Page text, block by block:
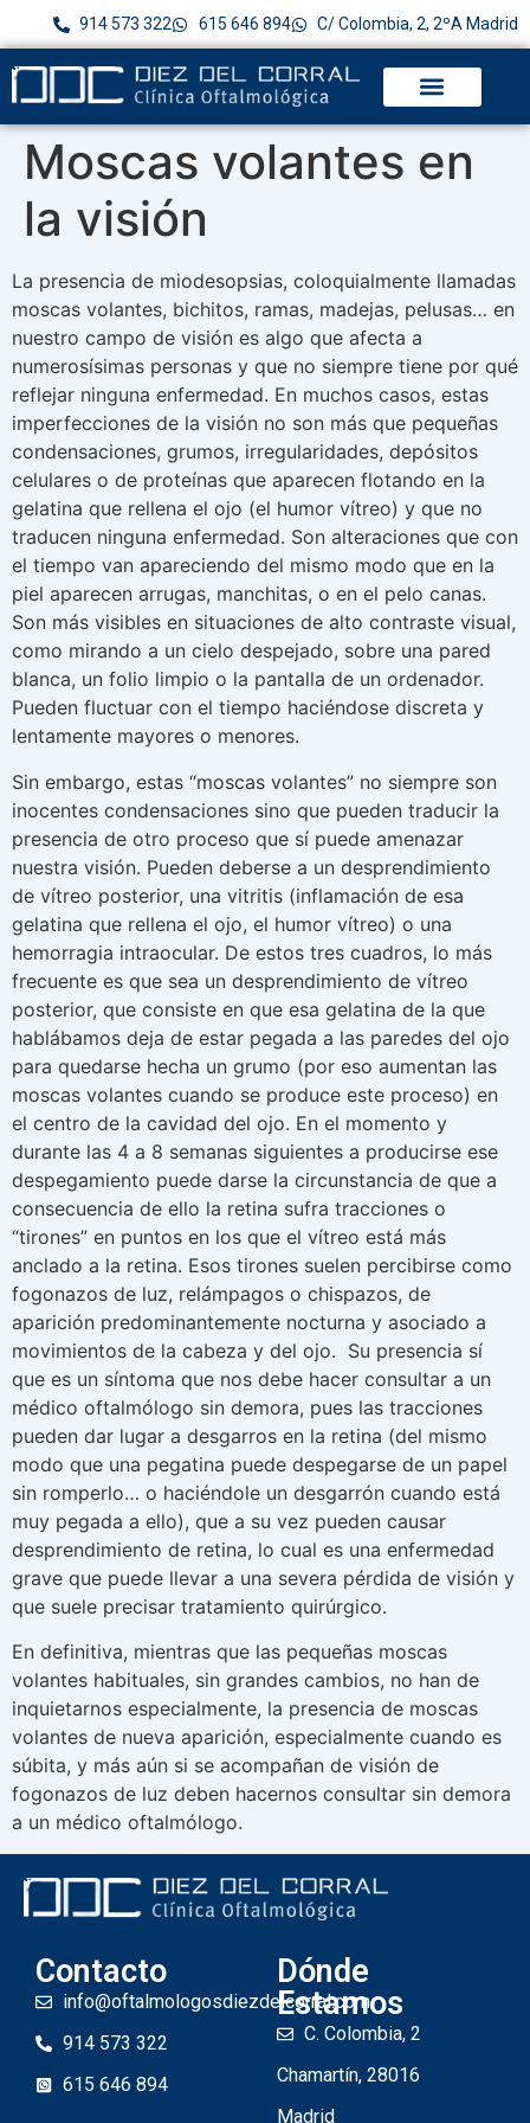
914 573 322 615 646 894 C/ Colombia, 2, 2ºA Madrid
Moscas volantes en
la visión
La presencia de miodesopsias, coloquialmente llamadas
moscas volantes, bichitos, ramas, madejas, pelusas… en
nuestro campo de visión es algo que afecta a
numerosísimas personas y que no siempre tiene por qué
reflejar ninguna enfermedad. En muchos casos, estas
imperfecciones de la visión no son más que pequeñas
condensaciones, grumos, irregularidades, depósitos
celulares o de proteínas que aparecen flotando en la
gelatina que rellena el ojo (el humor vítreo) y que no
traducen ninguna enfermedad. Son alteraciones que con
el tiempo van apareciendo del mismo modo que en la
piel aparecen arrugas, manchitas, o en el pelo canas.
Son más visibles en situaciones de alto contraste visual,
como mirando a un cielo despejado, sobre una pared
blanca, un folio limpio o la pantalla de un ordenador.
Pueden fluctuar con el tiempo haciéndose discreta y
lentamente mayores o menores.
Sin embargo, estas “moscas volantes” no siempre son
inocentes condensaciones sino que pueden traducir la
presencia de otro proceso que sí puede amenazar
nuestra visión. Pueden deberse a un desprendimiento
de vítreo posterior, una vitritis (inflamación de esa
gelatina que rellena el ojo, el humor vítreo) o una
hemorragia intraocular. De estos tres cuadros, lo más
frecuente es que sea un desprendimiento de vítreo
posterior, que consiste en que esa gelatina de la que
hablábamos deja de estar pegada a las paredes del ojo
para quedarse hecha un grumo (por eso aumentan las
moscas volantes cuando se produce este proceso) en
el centro de la cavidad del ojo. En el momento y
durante las 4 a 8 semanas siguientes a producirse ese
despegamiento puede darse la circunstancia de que a
consecuencia de ello la retina sufra tracciones o
“tirones” en puntos en los que el vítreo está más
anclado a la retina. Esos tirones suelen percibirse como
fogonazos de luz, relámpagos o chispazos, de
aparición predominantemente nocturna y asociado a
movimientos de la cabeza y del ojo. Su presencia sí
que es un síntoma que nos debe hacer consultar a un
médico oftalmólogo sin demora, pues las tracciones
pueden dar lugar a desgarros en la retina (del mismo
modo que una pegatina puede despegarse de un papel
sin romperlo… o haciéndole un desgarrón cuando está
muy pegada a ello), que a su vez pueden causar
desprendimiento de retina, lo cual es una enfermedad
grave que puede llevar a una severa pérdida de visión y
que suele precisar tratamiento quirúrgico.
En definitiva, mientras que las pequeñas moscas
volantes habituales, sin grandes cambios, no han de
inquietarnos especialmente, la presencia de moscas
volantes de nueva aparición, especialmente cuando es
súbita, y más aún si se acompañan de visión de
fogonazos de luz deben hacernos consultar sin demora
a un médico oftalmólogo.
Contacto
info@oftalmologosdiezdelcorral.com
914 573 322
615 646 894
Dónde
Estamos
C. Colombia, 2
Chamartín, 28016
Madrid